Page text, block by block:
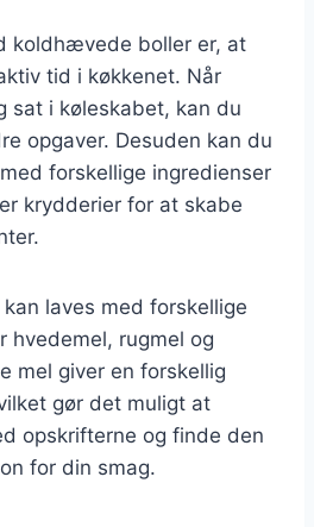
koldhævede boller er, at
tid i køkkenet. Når
sat i køleskabet, kan du
opgaver. Desuden kan du
forskellige ingredienser
krydderier for at skabe
laves med forskellige
hvedemel, rugmel og
mel giver en forskellig
gør det muligt at
opskrifterne og finde den
for din smag.